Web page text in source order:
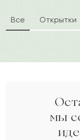
К
Ш Шархия
Алихан
Все Открытки
мы